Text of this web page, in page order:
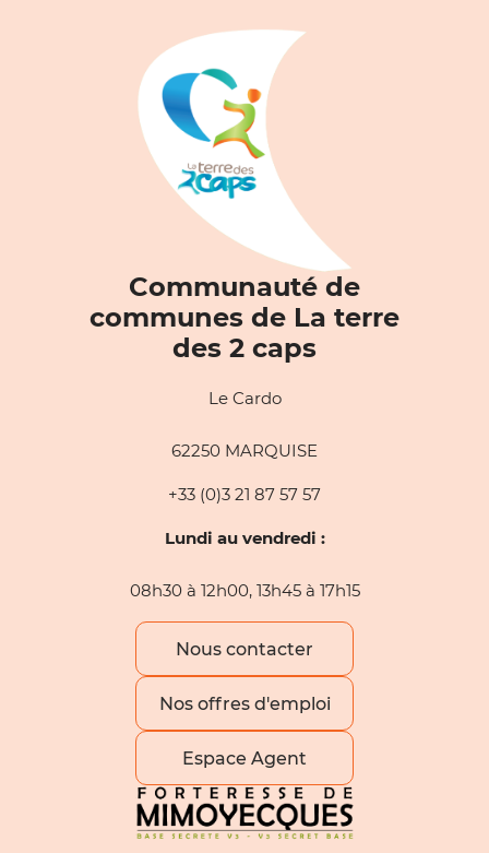
Communauté de
communes de La terre
des 2 caps
Le Cardo
62250 MARQUISE
+33 (0)3 21 87 57 57
Lundi au vendredi :
08h30 à 12h00, 13h45 à 17h15
Nous contacter
Nos offres d'emploi
Espace Agent